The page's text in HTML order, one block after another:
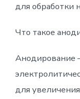
для обработки
Что такое
Анодирование
для